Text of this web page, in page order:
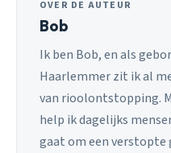
OVER DE AUTEUR
Bob
Ik ben Bob, en als
Haarlemmer zit ik al
van rioolontstopping.
help ik dagelijks
gaat om een